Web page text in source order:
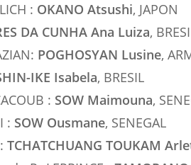
: OKANO Atsushi, JAPON
DA CUNHA Ana Luiza,
POGHOSYAN Lusine,
IKE Isabela, BRESIL
: SOW Maimouna,
: SOW Ousmane, SENEGAL
TCHATCHUANG TOUKAM